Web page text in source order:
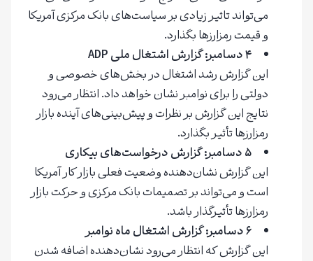
می‌تواند تاثیر زیادی بر سیاست‌های بانک مرکزی آمریکا
و قیمت رمزارزها بگذارد.
۴ دسامبر: گزارش اشتغال ملی ADP
این گزارش رشد اشتغال در بخش‌های خصوصی و
دولتی را برای نوامبر نشان خواهد داد. انتظار می‌رود
نتایج این گزارش بر نظرات و پیش‌بینی‌های آینده بازار
رمزارزها تأثیر بگذارد.
۵ دسامبر: گزارش درخواست‌های بیکاری
این گزارش نشان‌دهنده وضعیت فعلی بازار کار آمریکا
است و می‌تواند بر تصمیمات بانک مرکزی و حرکت بازار
رمزارزها تأثیرگذار باشد.
۶ دسامبر: گزارش اشتغال ماه نوامبر
این گزارش که انتظار می‌رود نشان‌دهنده اضافه شدن